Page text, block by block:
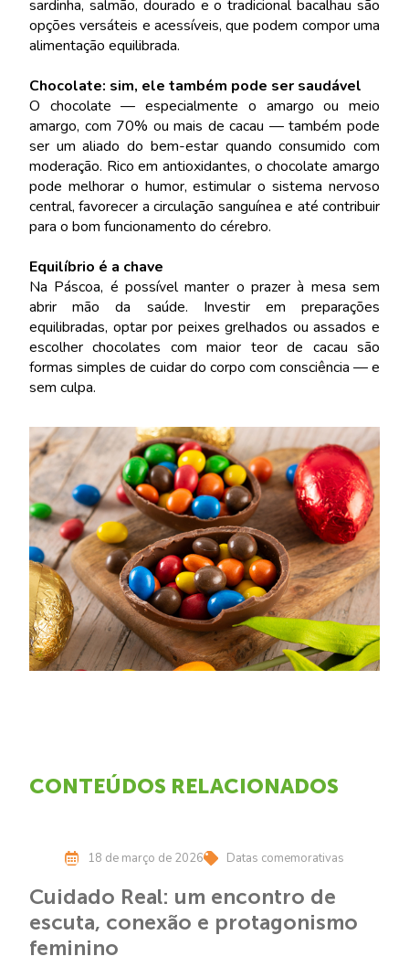
sardinha, salmão, dourado e o tradicional bacalhau são
opções versáteis e acessíveis, que podem compor uma
alimentação equilibrada.
Chocolate: sim, ele também pode ser saudável
O chocolate — especialmente o amargo ou meio
amargo, com 70% ou mais de cacau — também pode
ser um aliado do bem-estar quando consumido com
moderação. Rico em antioxidantes, o chocolate amargo
pode melhorar o humor, estimular o sistema nervoso
central, favorecer a circulação sanguínea e até contribuir
para o bom funcionamento do cérebro.
Equilíbrio é a chave
Na Páscoa, é possível manter o prazer à mesa sem
abrir mão da saúde. Investir em preparações
equilibradas, optar por peixes grelhados ou assados e
escolher chocolates com maior teor de cacau são
formas simples de cuidar do corpo com consciência — e
sem culpa.
CONTEÚDOS RELACIONADOS
18 de março de 2026 Datas comemorativas
Cuidado Real: um encontro de
escuta, conexão e protagonismo
feminino